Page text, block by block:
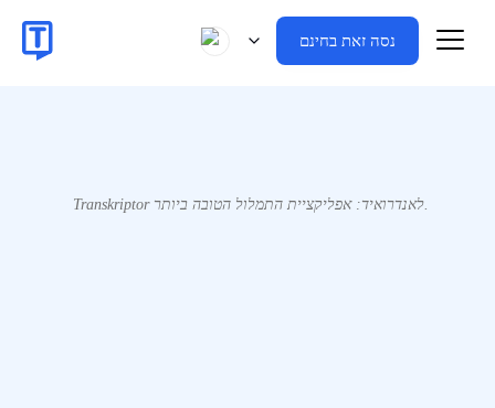
נסה זאת בחינם
Transkriptor לאנדרואיד: אפליקציית התמלול הטובה ביותר.